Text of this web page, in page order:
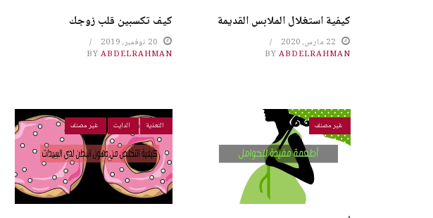
كيفية استغلال الملابس القديمة
22 مارس، 2020
BY ABDELRAHMAN
كيف تكسبين قلب زوجك
20 نوفمبر، 2019
BY ABDELRAHMAN
غير مصنف التعذية الدايت غير مصنف